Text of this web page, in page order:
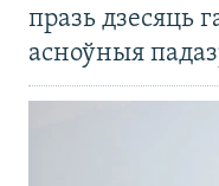
празь дзесяць
асноўныя